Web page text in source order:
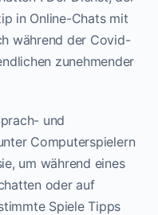
in Online-Chats mit
während der Covid-
zunehmender
und
Computerspielern
um während eines
oder auf
Spiele Tipps